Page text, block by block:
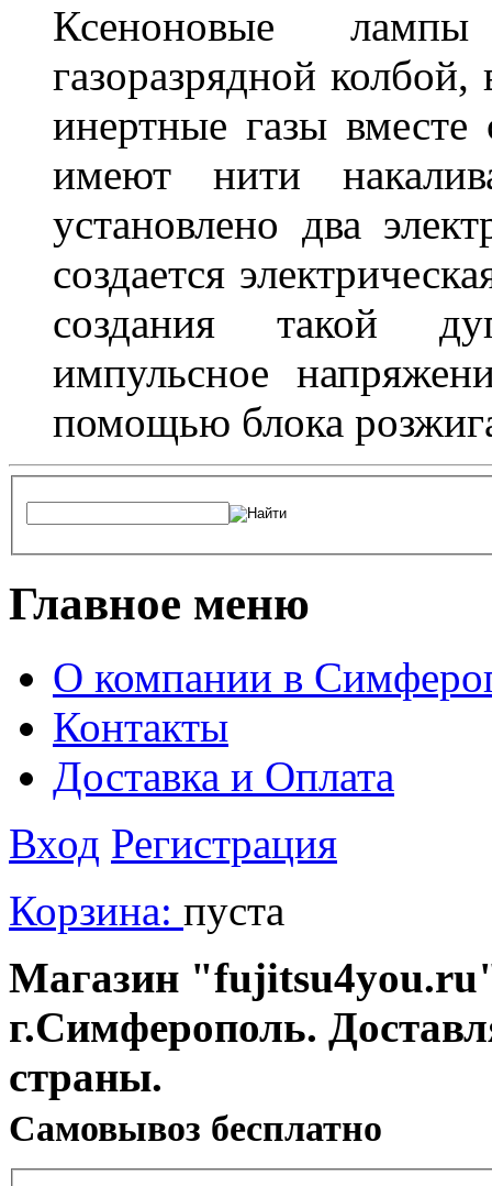
Ксеноновые
газоразрядной
инертные газы
имеют нити
установлено два
создается
создания такой
импульсное
помощью блока
Главное меню
О компании в
Контакты
Доставка и Оплата
Вход Регистрация
Корзина: пуста
Магазин
г.Симферополь.
страны.
Cамовывоз бесплатно